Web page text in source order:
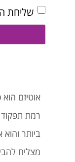
שליחת
אוטיזם
רמת תפקוד
ביותר
מצליח